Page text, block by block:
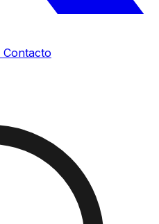
Contacto